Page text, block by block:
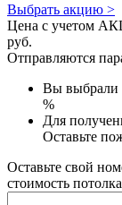
Выбрать акцию >
Цена с учетом
руб.
Отправляются
Вы выбрали
%
Для
Оставьте
Оставьте свой
стоимость